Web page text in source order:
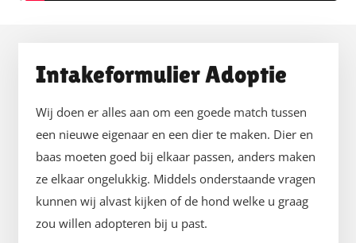
Intakeformulier Adoptie
Wij doen er alles aan om een goede match tussen
een nieuwe eigenaar en een dier te maken. Dier en
baas moeten goed bij elkaar passen, anders maken
ze elkaar ongelukkig. Middels onderstaande vragen
kunnen wij alvast kijken of de hond welke u graag
zou willen adopteren bij u past.